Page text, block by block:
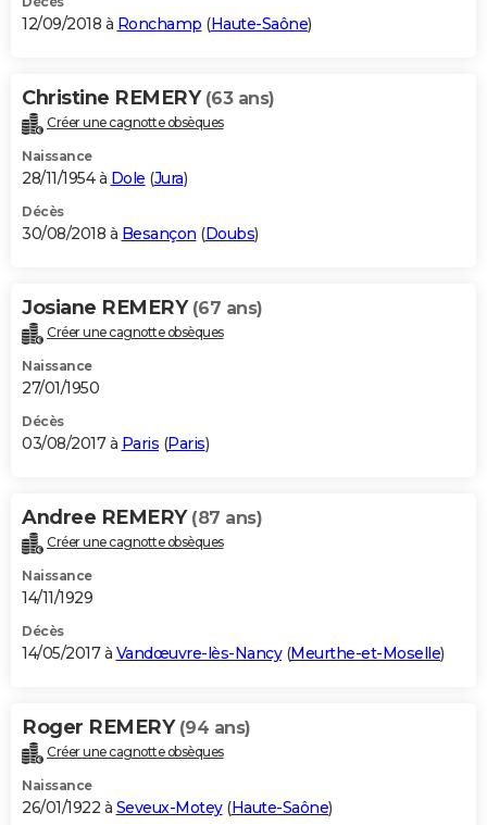
12/09/2018 à Ronchamp (Haute-Saône)
Christine REMERY (63 ans)
Créer une cagnotte obsèques
Naissance
28/11/1954 à Dole (Jura)
Décès
30/08/2018 à Besançon (Doubs)
Josiane REMERY (67 ans)
Créer une cagnotte obsèques
Naissance
27/01/1950
Décès
03/08/2017 à Paris (Paris)
Andree REMERY (87 ans)
Créer une cagnotte obsèques
Naissance
14/11/1929
Décès
14/05/2017 à Vandœuvre-lès-Nancy(Meurthe-et-Moselle)
Roger REMERY (94 ans)
Créer une cagnotte obsèques
Naissance
26/01/1922 à Seveux-Motey(Haute-Saône)